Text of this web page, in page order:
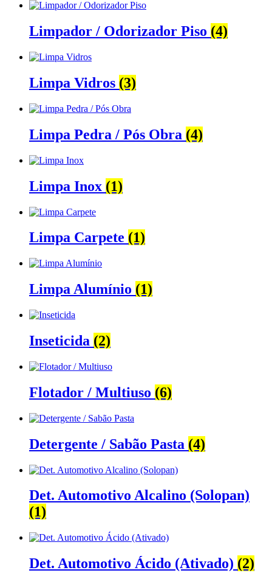
Limpador / Odorizador Piso (4)
Limpa Vidros (3)
Limpa Pedra / Pós Obra (4)
Limpa Inox (1)
Limpa Carpete (1)
Limpa Alumínio (1)
Inseticida (2)
Flotador / Multiuso (6)
Detergente / Sabão Pasta (4)
Det. Automotivo Alcalino (Solopan)
(1)
Det. Automotivo Ácido (Ativado) (2)